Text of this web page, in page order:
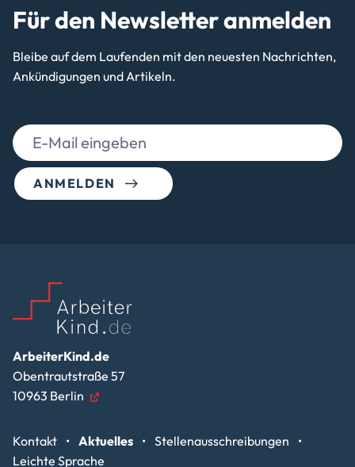
Für den Newsletter anmelden
Bleibe auf dem Laufenden mit den neuesten Nachrichten,
Ankündigungen und Artikeln.
ANMELDEN
ArbeiterKind.de
Obentrautstraße 57
10963 Berlin
Kontakt Aktuelles
Stellenausschreibungen
Leichte Sprache